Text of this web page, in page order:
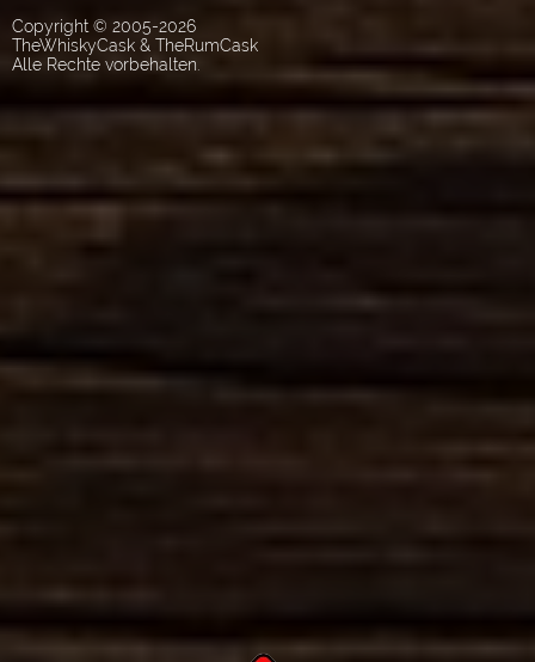
Copyright © 2005-2026
TheWhiskyCask & TheRumCask
Alle Rechte vorbehalten.